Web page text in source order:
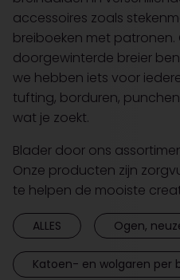
accessoires zoals
breiboeken met patronen.
doorgewinterde breier
we hebben iets voor
tufting, borduren,
wat je zoekt.
Blader door ons
Onze producten zijn
te helpen de mooiste
ALLES Ogen,
Katoen- en wolgaren per